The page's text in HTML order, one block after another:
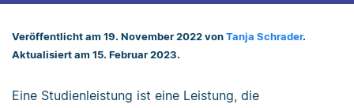
Veröffentlicht am 19. November 2022 von Tanja Schrader.
Aktualisiert am 15. Februar 2023.
Eine Studienleistung ist eine Leistung, die